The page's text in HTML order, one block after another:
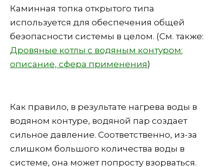
Каминная топка открытого типа
используется для обеспечения общей
безопасности системы в целом. (См. также:
Дровяные котлы с водяным контуром:
описание, сфера применения)
Как правило, в результате нагрева воды в
водяном контуре, водяной пар создает
сильное давление. Соответственно, из-за
слишком большого количества воды в
системе, она может попросту взорваться.